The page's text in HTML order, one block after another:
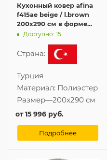
Кухонный ковер afina
f415ae beige / l.brown
200x290 см в форме
овала
Доступно: 15
Страна:
Турция
Материал: Полиэстер
Размер—200x290 см
от15 996 руб.
Подробнее